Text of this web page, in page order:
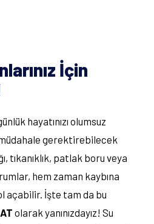
İçin
hayatınızı olumsuz
gerektirebilecek
tıkanıklık, patlak boru veya
hem zaman kaybına
açabilir. İşte tam da bu
olarak yanınızdayız! Su